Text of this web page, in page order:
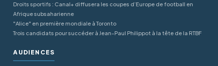
Droits sportifs : Canal+ diffusera les coupes d’Europe de football en
Afrique subsaharienne
"Alice" en première mondiale à Toronto
Trois candidats pour succéder à Jean-Paul Philippot à la tête de la RTBF
AUDIENCES